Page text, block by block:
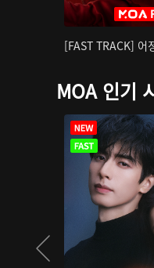
[FAST TRACK] 어
MOA 인기